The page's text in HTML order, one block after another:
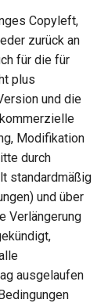
Copyleft,
zurück an
für die für
plus
und die
Modifikation
durch
standardmäßig
und über
Verlängerung
ausgelaufen